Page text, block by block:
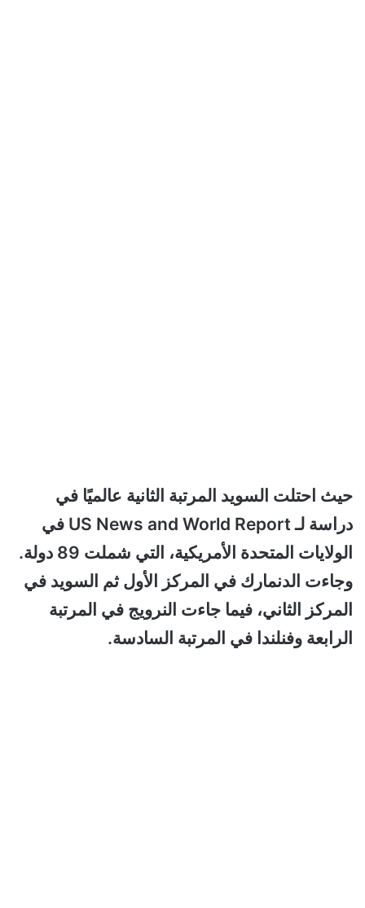
حيث احتلت السويد المرتبة الثانية عالميًا في
دراسة لـ US News and World Report في
الولايات المتحدة الأمريكية، التي شملت 89 دولة.
وجاءت الدنمارك في المركز الأول ثم السويد في
المركز الثاني، فيما جاءت النرويج في المرتبة
الرابعة وفنلندا في المرتبة السادسة.